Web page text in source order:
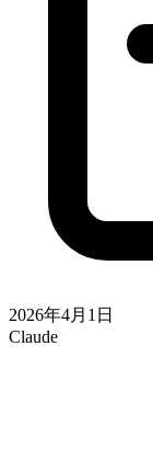
2026年4月1日
Claude